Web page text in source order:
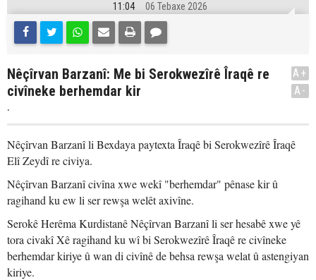
11:04 06 Tebaxe 2026
Nêçîrvan Barzanî: Me bi Serokwezîrê Îraqê re
civîneke berhemdar kir
.
A+
A-
Nêçîrvan Barzanî li Bexdaya paytexta Îraqê bi Serokwezîrê Îraqê
Elî Zeydî re civiya.
Nêçîrvan Barzanî civîna xwe wekî "berhemdar" pênase kir û
ragihand ku ew li ser rewşa welêt axivîne.
Serokê Herêma Kurdistanê Nêçîrvan Barzanî li ser hesabê xwe yê
tora civakî Xê ragihand ku wî bi Serokwezîrê Îraqê re civîneke
berhemdar kiriye û wan di civînê de behsa rewşa welat û astengiyan
kiriye.